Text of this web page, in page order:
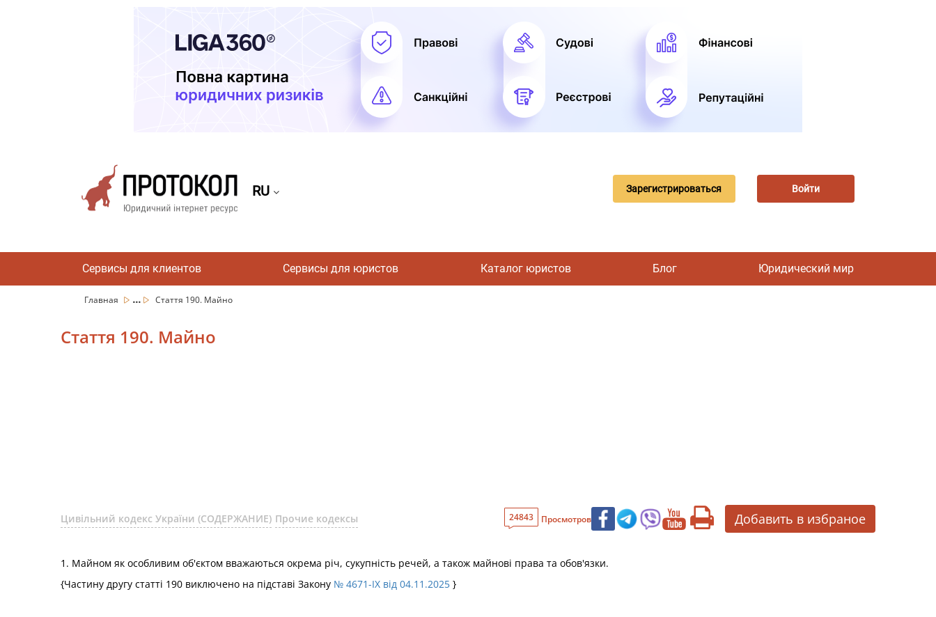
RU Зарегистрироваться Войти
Сервисы для клиентов Сервисы для юристов Каталог юристов Блог Юридический мир
Главная ... Стаття 190. Майно
Стаття 190. Майно
Цивільний кодекс України (СОДЕРЖАНИЕ) Прочие кодексы 24843 Просмотров Добавить в избраное
1. Майном як особливим об'єктом вважаються окрема річ, сукупність речей, а також майнові права та обов'язки.
{Частину другу статті 190 виключено на підставі Закону № 4671-IX від 04.11.2025 }